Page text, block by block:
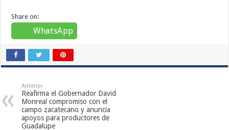
Share on:
WhatsApp
Anterior
Reafirma el Gobernador David
Monreal compromiso con el
campo zacatecano y anuncia
apoyos para productores de
Guadalupe